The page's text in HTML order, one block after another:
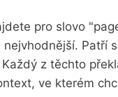
pro slovo
Patří
z těchto
ve kterém